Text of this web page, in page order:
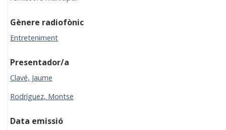
Gènere radiofònic
Entreteniment
Presentador/a
Clavé, Jaume
Rodríguez, Montse
Data emissió